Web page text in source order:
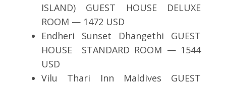
ISLAND) GUEST HOUSE DELUXE
ROOM — 1472 USD
Endheri Sunset Dhangethi GUEST
HOUSE STANDARD ROOM — 1544
USD
Vilu Thari Inn Maldives GUEST